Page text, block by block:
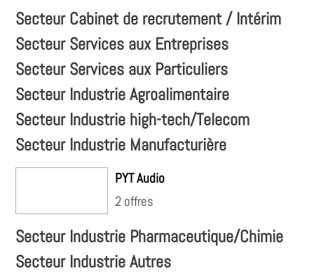
Secteur Cabinet de recrutement / Intérim
Secteur Services aux Entreprises
Secteur Services aux Particuliers
Secteur Industrie Agroalimentaire
Secteur Industrie high-tech/Telecom
Secteur Industrie Manufacturière
PYT Audio
2 offres
Secteur Industrie Pharmaceutique/Chimie
Secteur Industrie Autres